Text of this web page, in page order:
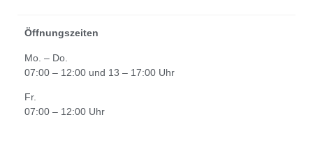
Öffnungszeiten
Mo. – Do.
07:00 – 12:00 und 13 – 17:00 Uhr
Fr.
07:00 – 12:00 Uhr